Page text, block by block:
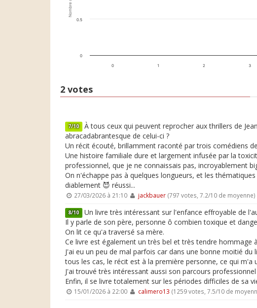
0 1 2 3
0
0.5
2 votes
7/10 À tous ceux qui peuvent reprocher aux thrillers de
abracadabrantesque de celui-ci ?
Un récit écouté, brillamment raconté par trois comédiens
Une histoire familiale dure et largement infusée par la
professionnel, que je ne connaissais pas, incroyablement
On n'échappe pas à quelques longueurs, et les
diablement 😈 réussi...
27/03/2026 à 21:10 jackbauer(797 votes, 7.2/10 de moyenne)
8/10 Un livre très intéressant sur l'enfance effroyable de
Il y parle de son père, personne ô combien toxique et
On lit ce qu'a traversé sa mère.
Ce livre est également un très bel et très tendre hommage
J'ai eu un peu de mal parfois car dans une bonne moitié
tous les cas, le récit est à la première personne, ce qui m'a
J'ai trouvé très intéressant aussi son parcours
Enfin, il se livre totalement sur les périodes difficiles de sa
15/01/2026 à 22:00 calimero13 (1259 votes, 7.5/10 de